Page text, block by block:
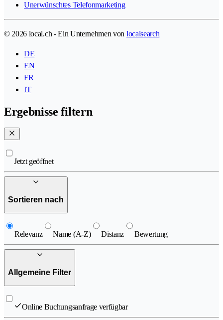
Unerwünschtes Telefonmarketing
© 2026 local.ch - Ein Unternehmen von localsearch
DE
EN
FR
IT
Ergebnisse filtern
Jetzt geöffnet
Sortieren nach
Relevanz Name (A-Z) Distanz Bewertung
Allgemeine Filter
Online Buchungsanfrage verfügbar